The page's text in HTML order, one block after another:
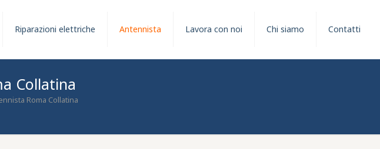
Riparazioni elettriche Antennista Lavora con noi Chi siamo Contatti
Collatina
Roma Collatina